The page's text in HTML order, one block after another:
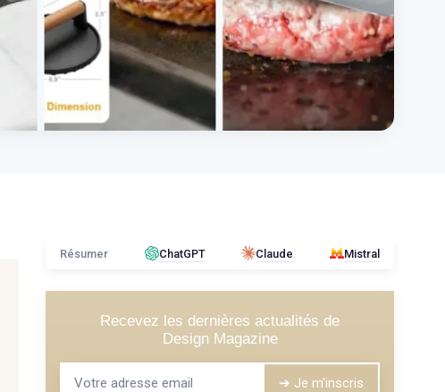
Résumer ChatGPT Claude Mistral
Recevez les dernières actualités de
Design Magazine
➔ Je m'inscris